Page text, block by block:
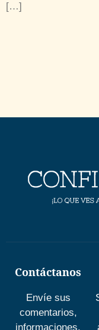
[…]
Contáctanos
Envíe sus
comentarios,
informaciones,